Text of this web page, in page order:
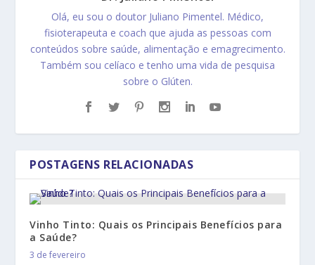
Olá, eu sou o doutor Juliano Pimentel. Médico,
fisioterapeuta e coach que ajuda as pessoas com
conteúdos sobre saúde, alimentação e emagrecimento.
Também sou celíaco e tenho uma vida de pesquisa
sobre o Glúten.
POSTAGENS RELACIONADAS
Vinho Tinto: Quais os Principais Benefícios para
a Saúde?
3 de fevereiro